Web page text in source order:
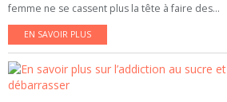
femme ne se cassent plus la tête à faire des...
EN SAVOIR PLUS